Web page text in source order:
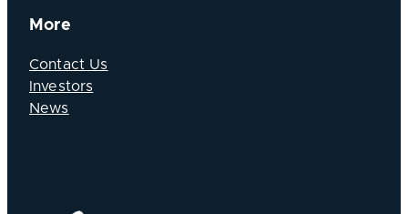
More
Contact Us
Investors
News